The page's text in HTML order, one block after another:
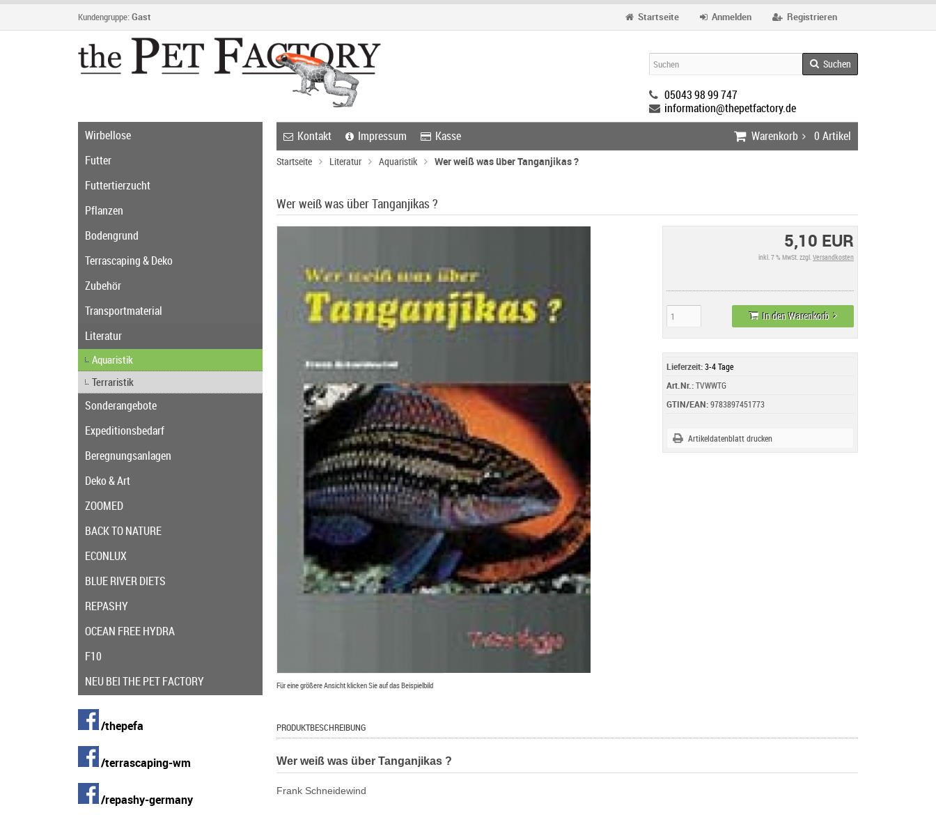
Kundengruppe: Gast Registrieren
Anmelden
Startseite
Suchen
05043 98 99 747
information@thepetfactory.de
Kontakt
Impressum Kasse Warenkorb 0 Artikel
Startseite Literatur Aquaristik Wer weiß was über Tanganjikas ?
Wer weiß was über Tanganjikas ?
Für eine größere Ansicht klicken Sie auf das Beispielbild
5,10 EUR
inkl. 7 % MwSt. zzgl.Versandkosten
In den Warenkorb
Lieferzeit:3-4 Tage
Art.Nr.:TVWWTG
GTIN/EAN:9783897451773
Artikeldatenblatt drucken
PRODUKTBESCHREIBUNG
Wer weiß was über Tanganjikas ?
Frank Schneidewind
Wirbellose
Futter
Futtertierzucht
Pflanzen
Bodengrund
Terrascaping & Deko
Zubehör
Transportmaterial
Literatur
Aquaristik
Terraristik
Sonderangebote
Expeditionsbedarf
Beregnungsanlagen
Deko & Art
ZOOMED
BACK TO NATURE
ECONLUX
BLUE RIVER DIETS
REPASHY
OCEAN FREE HYDRA
F10
NEU BEI THE PET FACTORY
/thepefa
/terrascaping-wm
/repashy-germany